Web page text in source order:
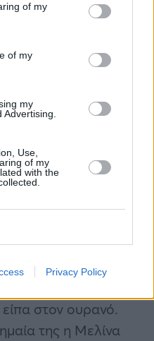
of my
of my
my
Use,
of my
with the
Privacy Policy
της
την ώρα αλλά
ησυχία…» και
Έλλη, που
προσώπου και
οι δύο
στον ουρανό.
της η Μελίνα